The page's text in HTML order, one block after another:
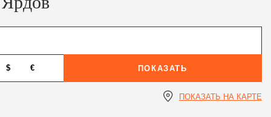
$ € ПОКАЗАТЬ
ПОКАЗАТЬ НА КАРТЕ